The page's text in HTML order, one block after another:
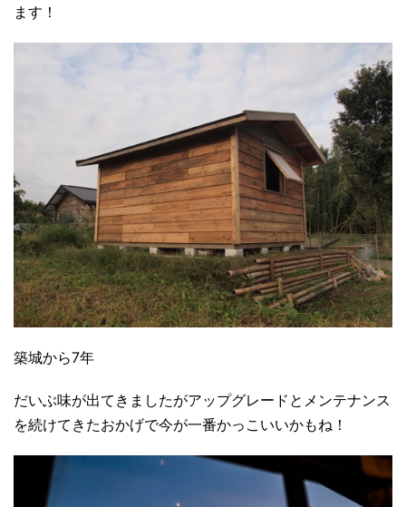
ます！
築城から7年
だいぶ味が出てきましたがアップグレードとメンテナンス
を続けてきたおかげで今が一番かっこいいかもね！